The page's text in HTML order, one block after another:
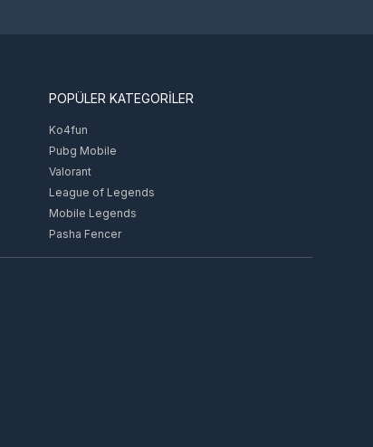
POPÜLER KATEGORİLER
Ko4fun
Pubg Mobile
Valorant
League of Legends
Mobile Legends
Pasha Fencer